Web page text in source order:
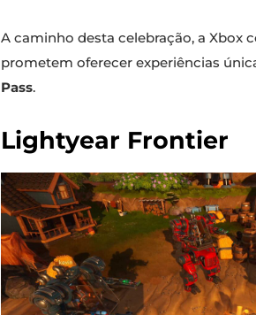
A caminho desta celebração, a Xbox
prometem oferecer experiências
Pass.
Lightyear Frontier